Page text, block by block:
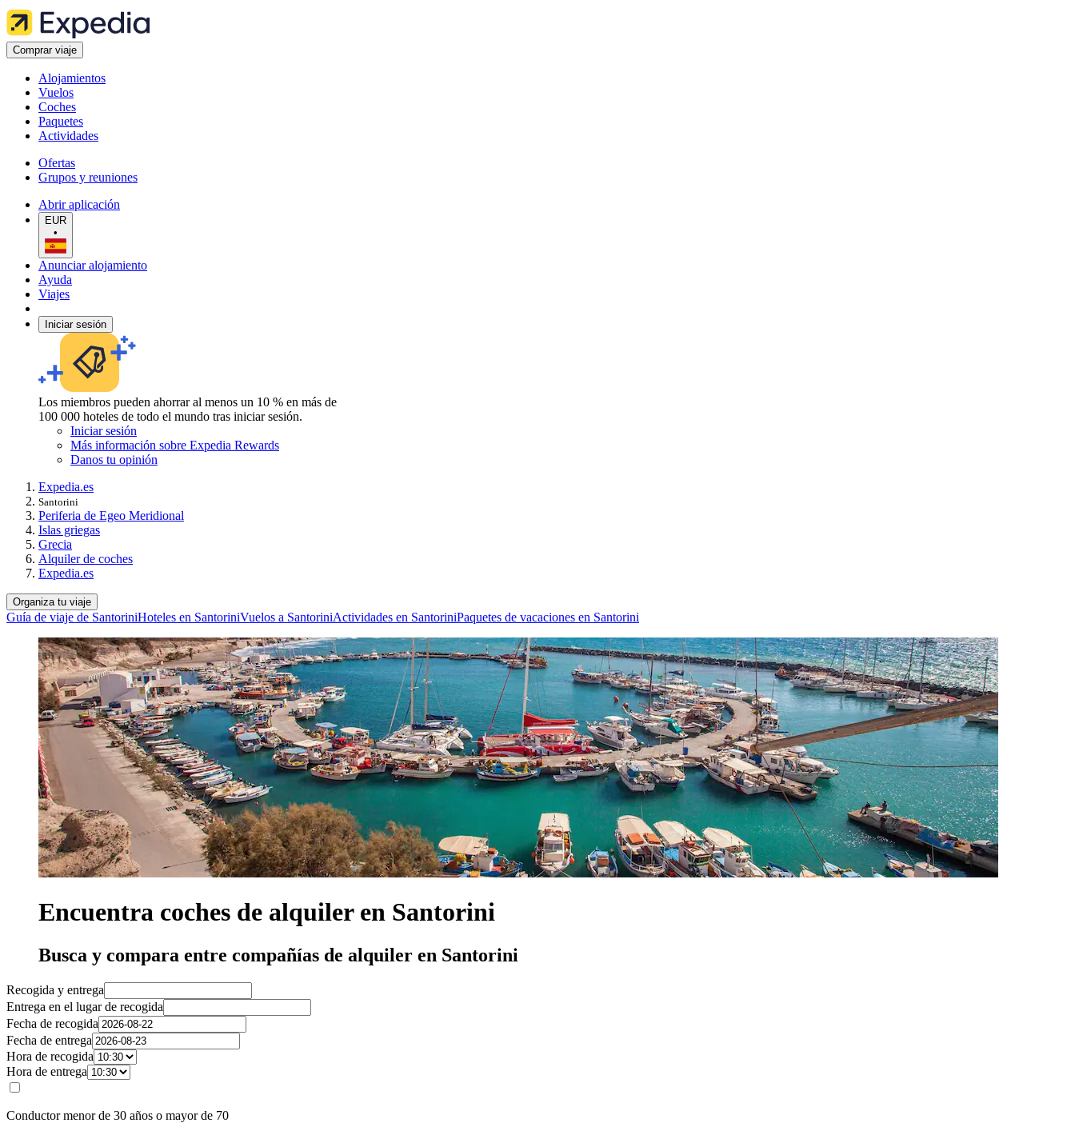
Comprar viaje
Alojamientos
Vuelos
Coches
Paquetes
Actividades
Ofertas
Grupos y reuniones
Abrir aplicación
EUR
•
Anunciar alojamiento
Ayuda
Viajes
Iniciar sesión
Los miembros pueden ahorrar al menos un 10 % en más de
100 000 hoteles de todo el mundo tras iniciar sesión.
Iniciar sesión
Más información sobre Expedia Rewards
Danos tu opinión
Expedia.es
Santorini
Periferia de Egeo Meridional
Islas griegas
Grecia
Alquiler de coches
Expedia.es
Organiza tu viaje
Guía de viaje de SantoriniHoteles en SantoriniVuelos a SantoriniActividades en SantoriniPaquetes de vacaciones en Santorini
Encuentra coches de alquiler en Santorini
Busca y compara entre compañías de alquiler en Santorini
Recogida y entrega
Entrega en el lugar de recogida
Fecha de recogida
Fecha de entrega
Hora de recogida
Hora de entrega
Conductor menor de 30 años o mayor de 70